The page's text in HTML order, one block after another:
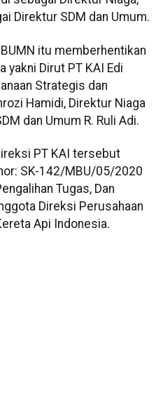
Direktur SDM dan Umum.
itu memberhentikan
yakni Dirut PT KAI Edi
Strategis dan
Hamidi, Direktur Niaga
dan Umum R. Ruli Adi.
PT KAI tersebut
SK-142/MBU/05/2020
Tugas, Dan
Direksi Perusahaan
Api Indonesia.